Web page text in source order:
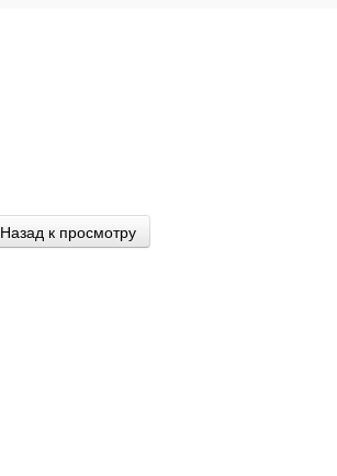
Назад к просмотру